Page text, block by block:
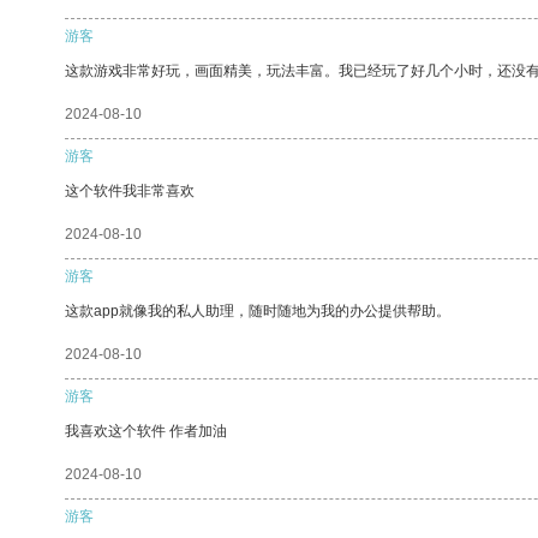
游客
这款游戏非常好玩，画面精美，玩法丰富。我已经玩了好几个小时，还没
2024-08-10
游客
这个软件我非常喜欢
2024-08-10
游客
这款app就像我的私人助理，随时随地为我的办公提供帮助。
2024-08-10
游客
我喜欢这个软件 作者加油
2024-08-10
游客